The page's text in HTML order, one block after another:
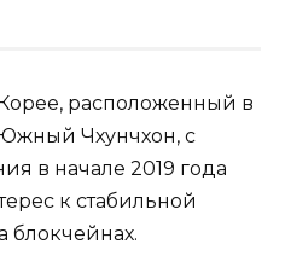
расположенный в
Чхунчхон, с
в начале 2019 года
к стабильной
блокчейнах.